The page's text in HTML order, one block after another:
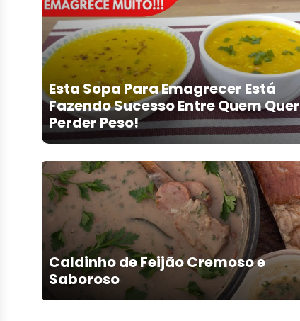
Esta Sopa Para Emagrecer Está
Fazendo Sucesso Entre Quem Quer
Perder Peso!
Caldinho de Feijão Cremoso e
Saboroso